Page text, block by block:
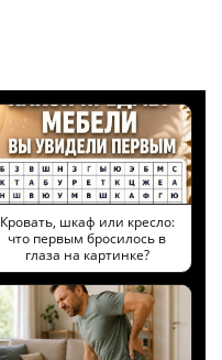
Кровать, шкаф или кресло:
что первым бросилось в
глаза на картинке?